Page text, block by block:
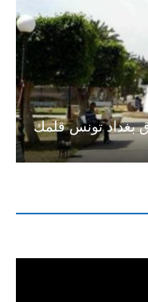
بغداد تونس قلمك